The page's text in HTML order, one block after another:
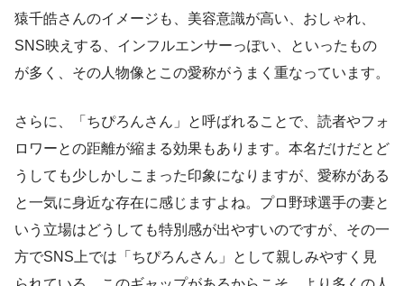
猿千皓さんのイメージも、美容意識が高い、おしゃれ、
SNS映えする、インフルエンサーっぽい、といったもの
が多く、その人物像とこの愛称がうまく重なっています。
さらに、「ちぴろんさん」と呼ばれることで、読者やフォ
ロワーとの距離が縮まる効果もあります。本名だけだとど
うしても少しかしこまった印象になりますが、愛称がある
と一気に身近な存在に感じますよね。プロ野球選手の妻と
いう立場はどうしても特別感が出やすいのですが、その一
方でSNS上では「ちぴろんさん」として親しみやすく見